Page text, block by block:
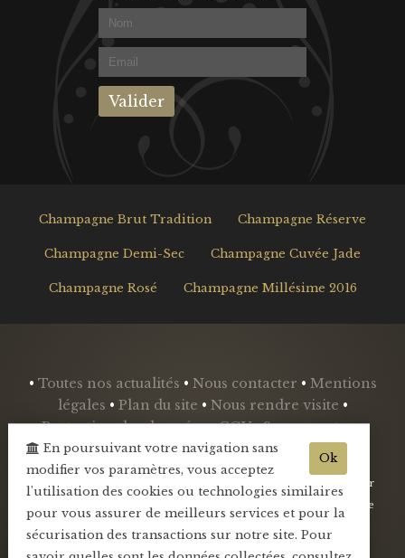
Champagne Brut Tradition Champagne Réserve
Champagne Demi-Sec Champagne Cuvée Jade
Champagne Rosé Champagne Millésime 2016
• Toutes nos actualités • Nous contacter • Mentions
légales • Plan du site • Nous rendre visite •
Protection des données•CGV•Se connecter•
Mini-blog•
- L'abus d'alcool est dangereux pour la santé, sachez consommer
avec modération - La vente d'alcool est interdite aux mineurs de
-18ans -
Ok
En poursuivant votre navigation sans
modifier vos paramètres, vous acceptez
l'utilisation des cookies ou technologies similaires
pour vous assurer de meilleurs services et pour la
sécurisation des transactions sur notre site. Pour